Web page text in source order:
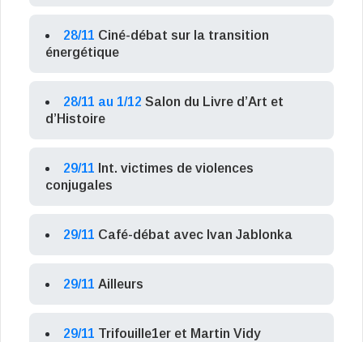
28/11 Ciné-débat sur la transition
énergétique
28/11 au 1/12 Salon du Livre d’Art et
d’Histoire
29/11 Int. victimes de violences
conjugales
29/11 Café-débat avec Ivan Jablonka
29/11 Ailleurs
29/11 Trifouille1er et Martin Vidy